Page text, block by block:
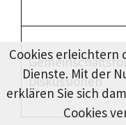
Diskussionen
Cookies erleichtern
Dienste. Mit der
erklären Sie sich
Cookies